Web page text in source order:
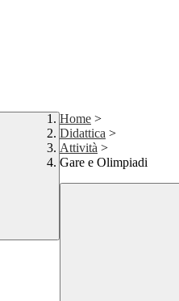
Home >
Didattica >
Attività >
Gare e Olimpiadi